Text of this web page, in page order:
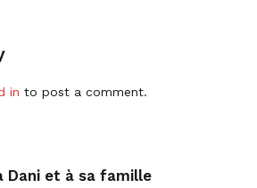
in to post a comment.
Dani et à sa famille